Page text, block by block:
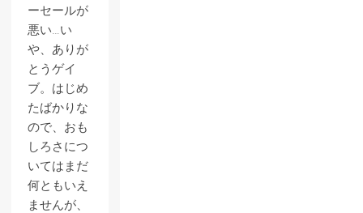
ーセールが
悪い…い
や、ありが
とうゲイ
ブ。はじめ
たばかりな
ので、おも
しろさにつ
いてはまだ
何ともいえ
ませんが、